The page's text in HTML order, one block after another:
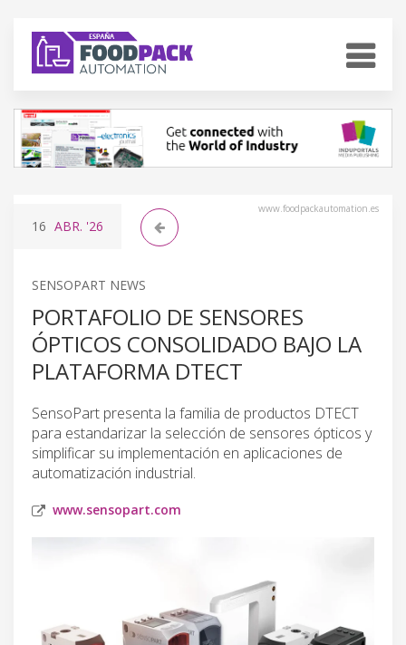
www.foodpackautomation.es
16 ABR. '26
SENSOPART NEWS
PORTAFOLIO DE SENSORES
ÓPTICOS CONSOLIDADO BAJO LA
PLATAFORMA DTECT
SensoPart presenta la familia de productos DTECT
para estandarizar la selección de sensores ópticos y
simplificar su implementación en aplicaciones de
automatización industrial.
www.sensopart.com